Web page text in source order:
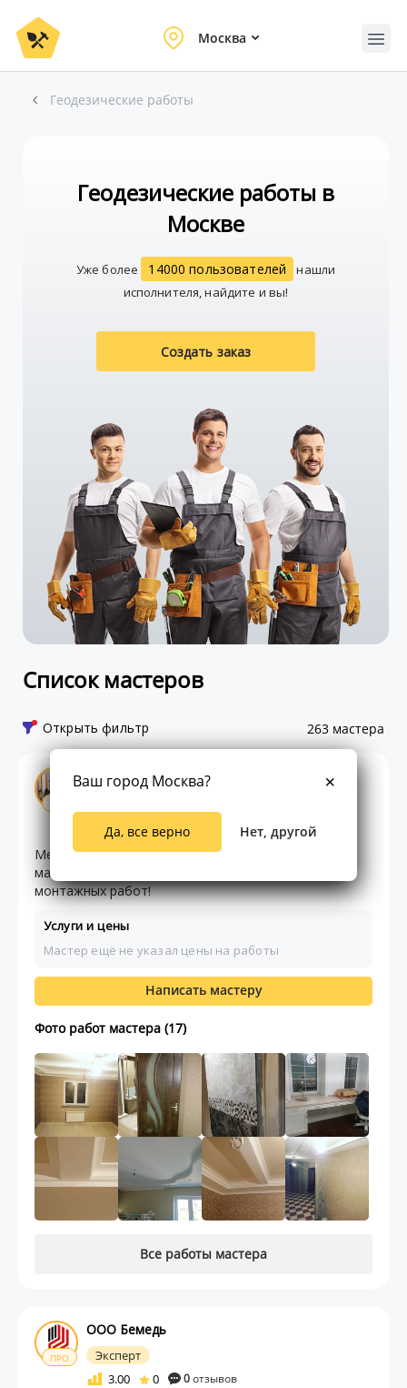
Москва
Геодезические работы
Геодезические работы в
Москве
Уже более 14000 пользователей
нашли
исполнителя, найдите и вы!
Создать заказ
Список мастеров
Открыть фильтр 263 мастера
Михаил
6.00
Меня зовут Михаил! Бригадир большой компании
мастеров! Выполняем все виды строительно-
монтажных работ!
Услуги и цены
Мастер ещё не указал цены на работы
Написать мастеру
Фото работ мастера (17)
Все работы мастера
ПРО
ООО Бемедь
Эксперт
3.00
0 0отзывов
Ваш город Москва?
Да, все верно Нет, другой